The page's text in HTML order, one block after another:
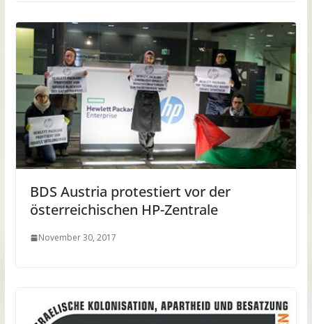
BDS Austria protestiert vor der
österreichischen HP-Zentrale
November 30, 2017